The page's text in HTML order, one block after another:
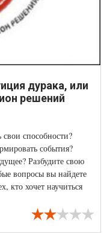
дурака, или
решений
способности?
события?
Разбудите свою
вопросы вы найдете
кто хочет научиться